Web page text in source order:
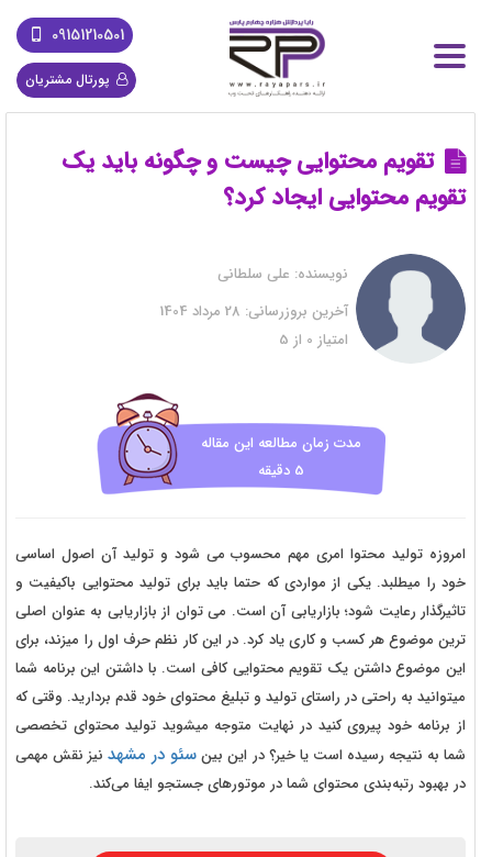
09151210501
پورتال مشتریان
تقویم محتوایی چیست و چگونه باید یک
تقویم محتوایی ایجاد کرد؟
نویسنده: علی سلطانی
آخرین بروزرسانی:
امتیاز 0 از 5
مدت زمان مطالعه این مقاله
5 دقیقه
امروزه تولید محتوا امری مهم محسوب می شود و تولید آن اصول اساسی
خود را میطلبد. یکی از مواردی که حتما باید برای تولید محتوایی باکیفیت و
تاثیرگذار رعایت شود؛ بازاریابی آن است. می توان از بازاریابی به عنوان اصلی
ترین موضوع هر کسب و کاری یاد کرد. در این کار نظم حرف اول را میزند، برای
این موضوع داشتن یک تقویم محتوایی کافی است. با داشتن این برنامه شما
میتوانید به راحتی در راستای تولید و تبلیغ محتوای خود قدم بردارید. وقتی که
از برنامه خود پیروی کنید در نهایت متوجه میشوید تولید محتوای تخصصی
شما به نتیجه رسیده است یا خیر؟ در این بینسئو در مشهدنیز نقش مهمی
در بهبود رتبه‌بندی محتوای شما در موتورهای جستجو ایفا می‌کند.